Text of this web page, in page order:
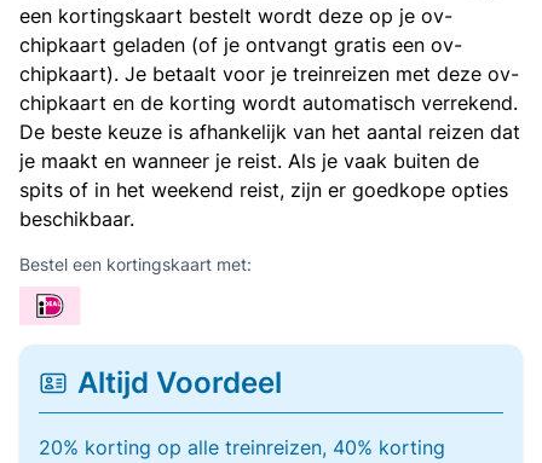
een kortingskaart bestelt wordt deze op je ov-
chipkaart geladen (of je ontvangt gratis een ov-
chipkaart). Je betaalt voor je treinreizen met deze ov-
chipkaart en de korting wordt automatisch verrekend.
De beste keuze is afhankelijk van het aantal reizen dat
je maakt en wanneer je reist. Als je vaak buiten de
spits of in het weekend reist, zijn er goedkope opties
beschikbaar.
Bestel een kortingskaart met:
Altijd Voordeel
20% korting op alle treinreizen, 40% korting